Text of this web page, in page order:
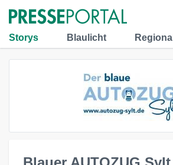
Storys Blaulicht Regional